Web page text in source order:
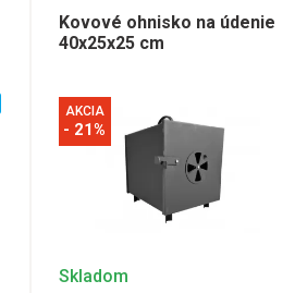
Kovové ohnisko na údenie
40x25x25 cm
AKCIA
- 21%
Skladom